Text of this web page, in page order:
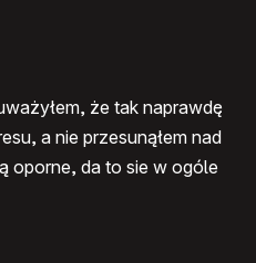
że tak naprawdę
a nie przesunąłem nad
oporne, da to sie w ogóle